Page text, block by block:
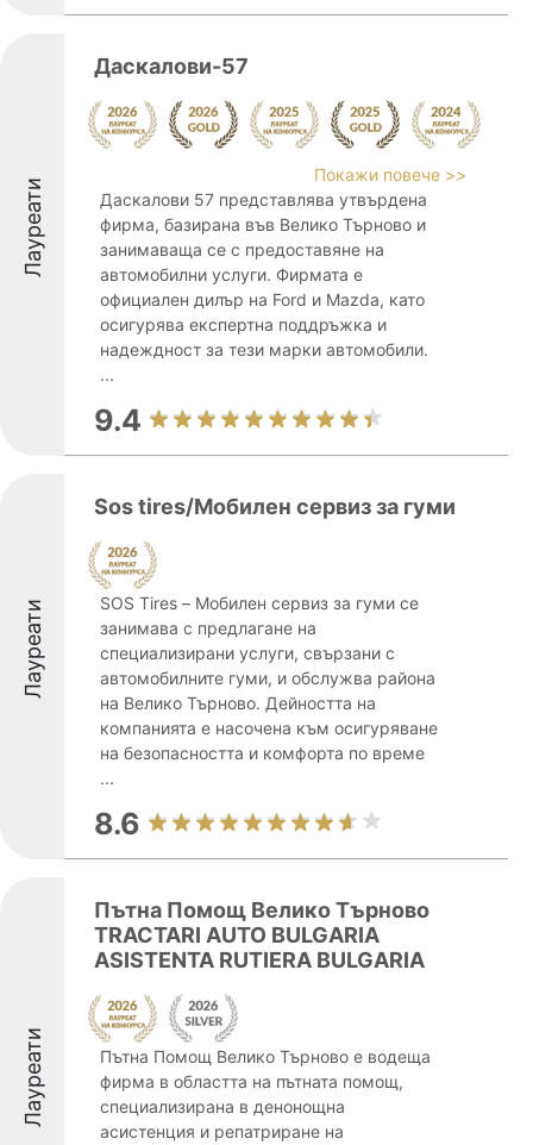
Лауреати
Даскалови-57
Покажи повече >>
Даскалови 57 представлява утвърдена
фирма, базирана във Велико Търново и
занимаваща се с предоставяне на
автомобилни услуги. Фирмата е
официален дилър на Ford и Mazda, като
осигурява експертна поддръжка и
надеждност за тези марки автомобили.
...
9.4
Лауреати
Sos tires/Мобилен сервиз за гуми
SOS Tires – Мобилен сервиз за гуми се
занимава с предлагане на
специализирани услуги, свързани с
автомобилните гуми, и обслужва района
на Велико Търново. Дейността на
компанията е насочена към осигуряване
на безопасността и комфорта по време
...
8.6
Лауреати
Пътна Помощ Велико Търново
TRACTARI AUTO BULGARIA
ASISTENTA RUTIERA BULGARIA
Пътна Помощ Велико Търново е водеща
фирма в областта на пътната помощ,
специализирана в денонощна
асистенция и репатриране на